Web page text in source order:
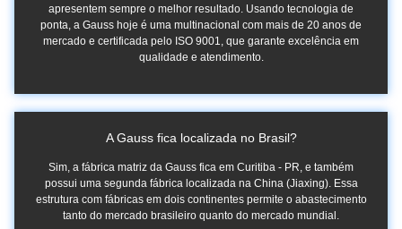
apresentem sempre o melhor resultado. Usando tecnologia de
ponta, a Gauss hoje é uma multinacional com mais de 20 anos de
mercado e certificada pelo ISO 9001, que garante excelência em
qualidade e atendimento.
A Gauss fica localizada no Brasil?
Sim, a fábrica matriz da Gauss fica em Curitiba - PR, e também
possui uma segunda fábrica localizada na China (Jiaxing). Essa
estrutura com fábricas em dois continentes permite o abastecimento
tanto do mercado brasileiro quanto do mercado mundial.